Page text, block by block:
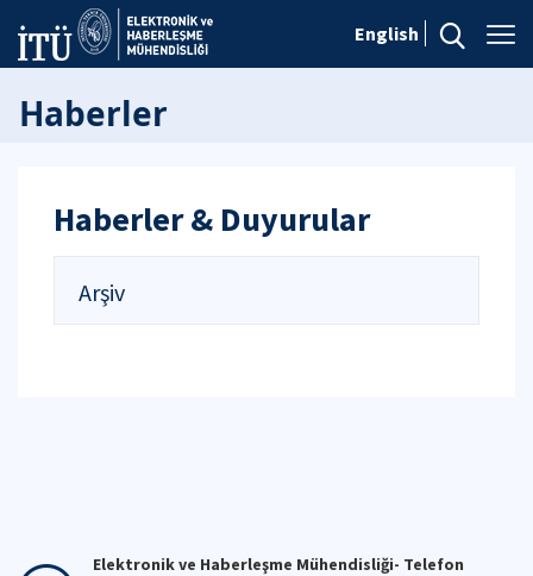
English
Haberler
Haberler & Duyurular
Arşiv
Elektronik ve Haberleşme Mühendisliği- Telefon